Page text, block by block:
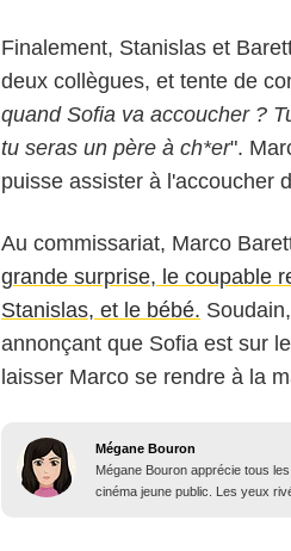
Finalement, Stanislas et
deux collègues, et tente de
quand Sofia va accoucher ?
tu seras un père à ch*er".
puisse assister à l'accoucher
Au commissariat, Marco
grande surprise, le coupable
Stanislas, et le bébé.
annonçant que Sofia est sur
laisser Marco se rendre à la
Mégane Bouron
Mégane Bouron apprécie tous
cinéma jeune public. Les yeux